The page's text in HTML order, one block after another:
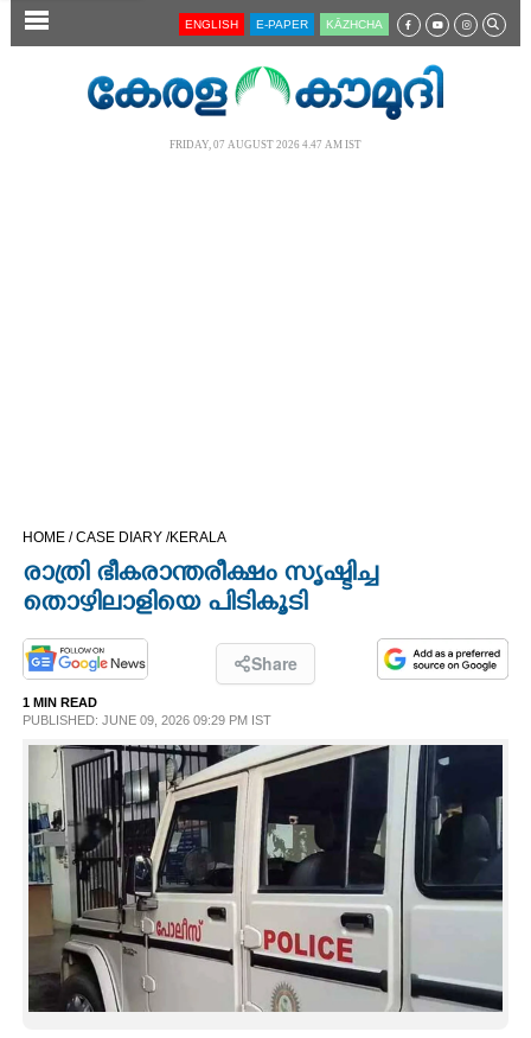
SECTIONS
LIFESTYLE
SPIRITUAL
INFO+
ART
ENGLISH E-PAPER KĀZHCHA
FRIDAY, 07 AUGUST 2026 4.47 AM IST
HOME /CASE DIARY /KERALA
രാത്രി ഭീകരാന്തരീക്ഷം സൃഷ്ടിച്ച
തൊഴിലാളിയെ പിടികൂടി
Share
1 MIN READ
PUBLISHED: JUNE 09, 2026 09:29 PM IST